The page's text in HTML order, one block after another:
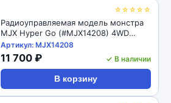
☆☆☆☆☆
Радиоуправляемая модель монстра
MJX Hyper Go (#MJX14208) 4WD
Brushless 1:14 RTR 2.4GHz
Артикул: MJX14208
11 700 ₽ ✓ В наличии
В корзину